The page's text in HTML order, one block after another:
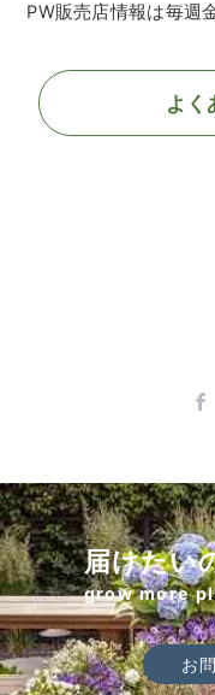
PW販売店情報は毎週
よく
届けたい
grow more
お